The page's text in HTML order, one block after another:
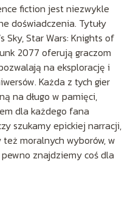
fiction jest niezwykle
doświadczenia. Tytuły
Sky, Star Wars: Knights of
2077 oferują graczom
na eksplorację i
Każda z tych gier
na długo w pamięci,
dla każdego fana
szukamy epickiej narracji,
moralnych wyborów, w
znajdziemy coś dla